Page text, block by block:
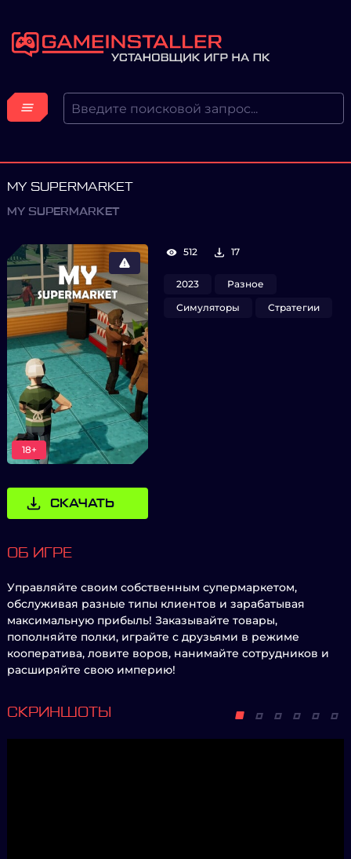
MY SUPERMARKET
MY SUPERMARKET
18+
СКАЧАТЬ
512 17
2023
Разное
Симуляторы
Стратегии
ОБ ИГРЕ
Управляйте своим собственным супермаркетом,
обслуживая разные типы клиентов и зарабатывая
максимальную прибыль! Заказывайте товары,
пополняйте полки, играйте с друзьями в режиме
кооператива, ловите воров, нанимайте сотрудников и
расширяйте свою империю!
СКРИНШОТЫ